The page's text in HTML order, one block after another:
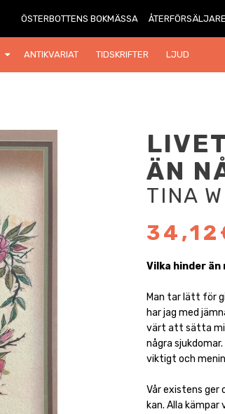
ÖSTERBOTTENS BOKMÄSSA ÅTERFÖRSÄLJARE
ANTIKVARIAT TIDSKRIFTER LJUD
ÄN
TINA
Vilka hinder
Man tar lätt för
har jag med
värt att sätta
några
viktigt och
Vår existens ger
kan. Alla